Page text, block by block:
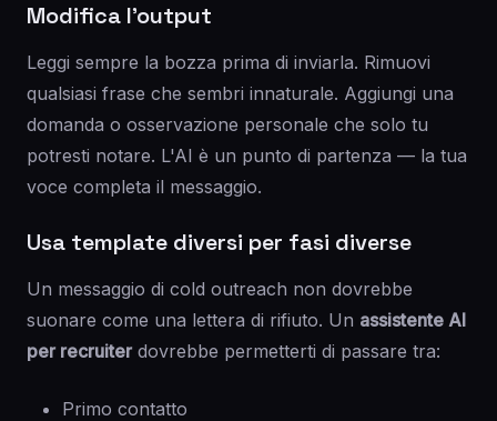
Modifica l'output
Leggi sempre la bozza prima di inviarla. Rimuovi
qualsiasi frase che sembri innaturale. Aggiungi una
domanda o osservazione personale che solo tu
potresti notare. L'AI è un punto di partenza — la tua
voce completa il messaggio.
Usa template diversi per fasi diverse
Un messaggio di cold outreach non dovrebbe
suonare come una lettera di rifiuto. Un assistente AI
per recruiterdovrebbe permetterti di passare tra:
Primo contatto